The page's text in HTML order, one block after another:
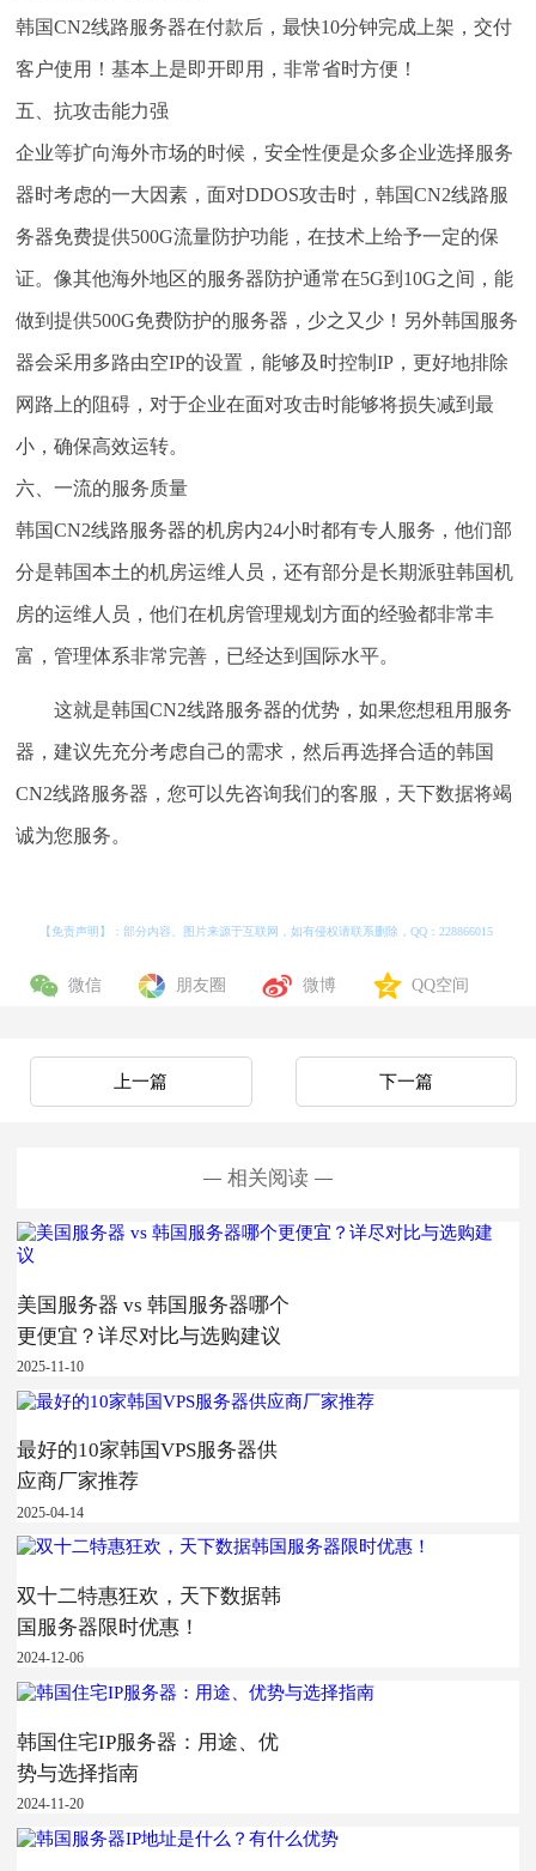
韩国CN2线路服务器在付款后，最快10分钟完成上架，交付
客户使用！基本上是即开即用，非常省时方便！
五、抗攻击能力强
企业等扩向海外市场的时候，安全性便是众多企业选择服务
器时考虑的一大因素，面对DDOS攻击时，韩国CN2线路服
务器免费提供500G流量防护功能，在技术上给予一定的保
证。像其他海外地区的服务器防护通常在5G到10G之间，能
做到提供500G免费防护的服务器，少之又少！另外韩国服务
器会采用多路由空IP的设置，能够及时控制IP，更好地排除
网路上的阻碍，对于企业在面对攻击时能够将损失减到最
小，确保高效运转。
六、一流的服务质量
韩国CN2线路服务器的机房内24小时都有专人服务，他们部
分是韩国本土的机房运维人员，还有部分是长期派驻韩国机
房的运维人员，他们在机房管理规划方面的经验都非常丰
富，管理体系非常完善，已经达到国际水平。
这就是韩国CN2线路服务器的优势，如果您想租用服务
器，建议先充分考虑自己的需求，然后再选择合适的韩国
CN2线路服务器，您可以先咨询我们的客服，天下数据将竭
诚为您服务。
【免责声明】：部分内容、图片来源于互联网，如有侵权请联系删除，QQ：228866015
微信 朋友圈 微博 QQ空间
下一篇
上一篇
相关阅读
美国服务器 vs 韩国服务器哪个
更便宜？详尽对比与选购建议
2025-11-10
最好的10家韩国VPS服务器供
应商厂家推荐
2025-04-14
双十二特惠狂欢，天下数据韩
国服务器限时优惠！
2024-12-06
韩国住宅IP服务器：用途、优
势与选择指南
2024-11-20